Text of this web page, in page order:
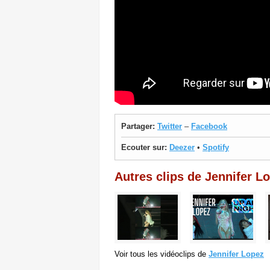
Partager: Twitter – Facebook
Ecouter sur: Deezer • Spotify
Autres clips de Jennifer
Voir tous les vidéoclips de Jennifer Lopez